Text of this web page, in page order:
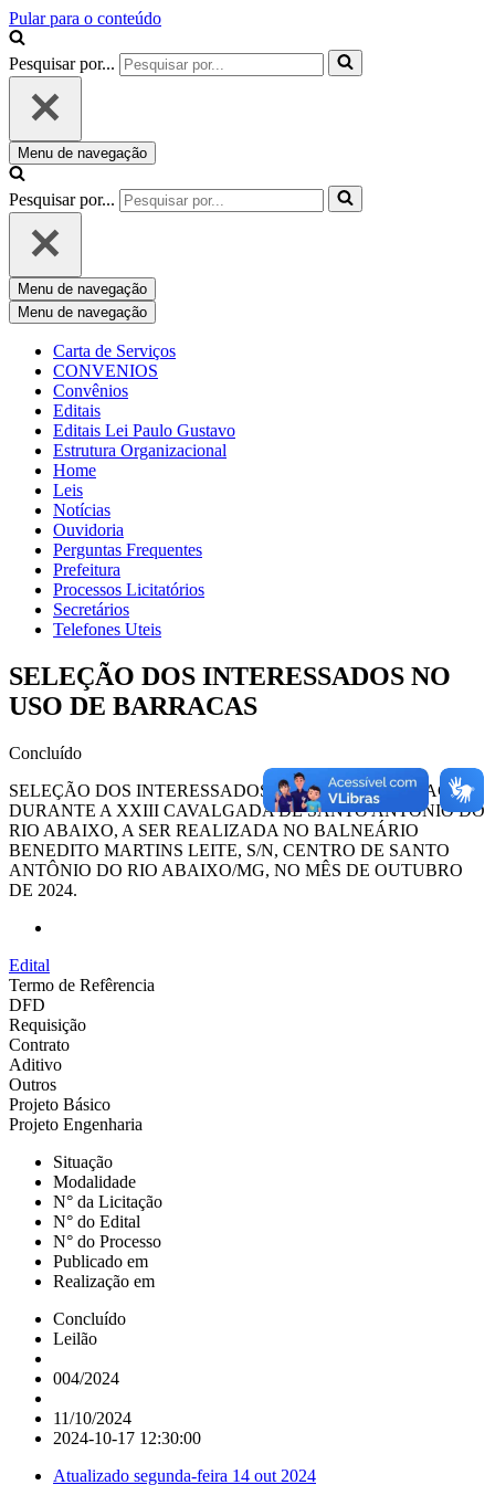
Pular para o conteúdo
Pesquisar por...
Menu de navegação
Pesquisar por...
Menu de navegação
Menu de navegação
Carta de Serviços
CONVENIOS
Convênios
Editais
Editais Lei Paulo Gustavo
Estrutura Organizacional
Home
Leis
Notícias
Ouvidoria
Perguntas Frequentes
Prefeitura
Processos Licitatórios
Secretários
Telefones Uteis
SELEÇÃO DOS INTERESSADOS NO
USO DE BARRACAS
Concluído
SELEÇÃO DOS INTERESSADOS NO USO DE BARRACAS
DURANTE A XXIII CAVALGADA DE SANTO ANTÔNIO DO
RIO ABAIXO, A SER REALIZADA NO BALNEÁRIO
BENEDITO MARTINS LEITE, S/N, CENTRO DE SANTO
ANTÔNIO DO RIO ABAIXO/MG, NO MÊS DE OUTUBRO
DE 2024.
Edital
Termo de Refêrencia
DFD
Requisição
Contrato
Aditivo
Outros
Projeto Básico
Projeto Engenharia
Situação
Modalidade
N° da Licitação
N° do Edital
N° do Processo
Publicado em
Realização em
Concluído
Leilão
004/2024
11/10/2024
2024-10-17 12:30:00
Atualizado segunda-feira 14 out 2024